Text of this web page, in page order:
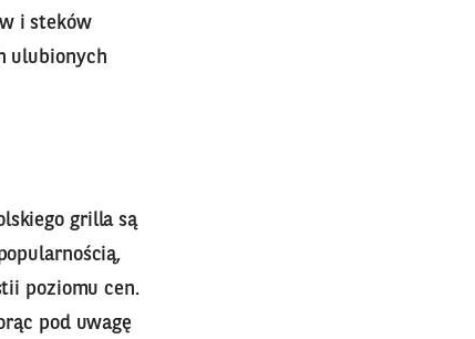
i steków
ulubionych
grilla są
poziomu cen.
pod uwagę